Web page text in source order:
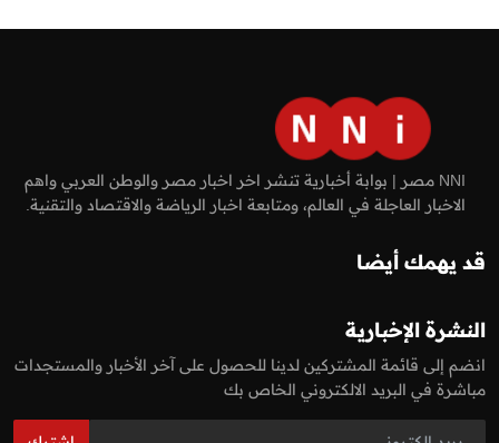
NNI مصر | بوابة أخبارية تنشر اخر اخبار مصر والوطن العربي واهم
الاخبار العاجلة في العالم، ومتابعة اخبار الرياضة والاقتصاد والتقنية.
قد يهمك أيضا
النشرة الإخبارية
انضم إلى قائمة المشتركين لدينا للحصول على آخر الأخبار والمستجدات
مباشرة في البريد الالكتروني الخاص بك